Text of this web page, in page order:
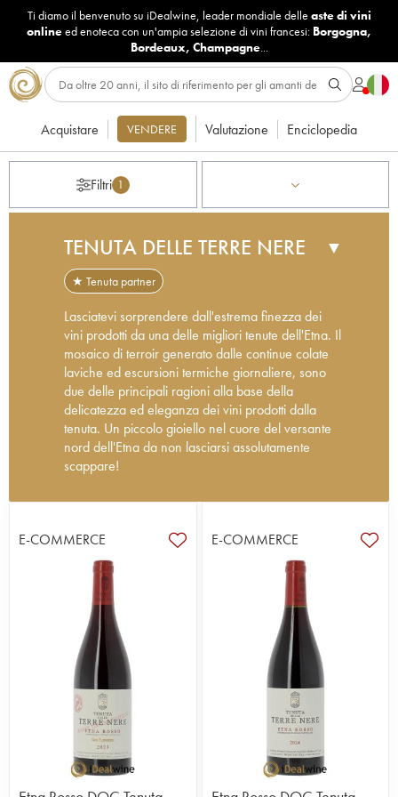
Ti diamo il benvenuto su iDealwine, leader mondiale delle aste di vini
onlineed enoteca con un'ampia selezione di vini francesi: Borgogna,
Bordeaux, Champagne...
Acquistare VENDERE Valutazione Enciclopedia
Filtri 1
TENUTA DELLE TERRE NERE ▼
★ Tenuta partner
Lasciatevi sorprendere dall'estrema finezza dei
vini prodotti da una delle migliori tenute dell'Etna. Il
mosaico di terroir generato dalle continue colate
laviche ed escursioni termiche giornaliere, sono
due delle principali ragioni alla base della
delicatezza ed eleganza dei vini prodotti dalla
tenuta. Un piccolo gioiello nel cuore del versante
nord dell'Etna da non lasciarsi assolutamente
scappare!
Situato sul versante settentrionale del vulcano Etna,
il vigneto è certificato in agricoltura biologica dal
2010, anche se le vigne sono lavorate secondo
questi principi fin dall’anno della sua creazione. La
tenuta si estende su oltre 30 ettari, suddivisi in una
cinquantina di parcelle situate ad altitudini
comprese tra i 600 ei 1000 metri. Fin dal 2002,
l’azienda si impegna per effettuare una selezione
massale nelle vigne, specialmente per le viti
hanno un’età compresa tra i 50 e i 140 anni. In
cantina, le vinificazioni vengono effettuate in
grandi botti di legno e vasche d’acciaio inox, la
fermentazione viene avviata con l’utilizzo dei lieviti
indigeni, e l'invecchiamento viene svolto in
barrique e botti di rovere francese per un periodo
E-COMMERCE E-COMMERCE